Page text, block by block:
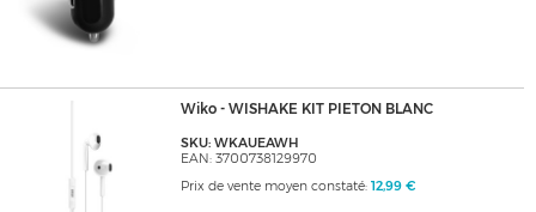
Wiko - WISHAKE KIT PIETON BLANC
SKU: WKAUEAWH
EAN: 3700738129970
Prix de vente moyen constaté: 12,99 €